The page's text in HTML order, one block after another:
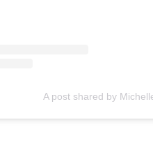
A post shared by